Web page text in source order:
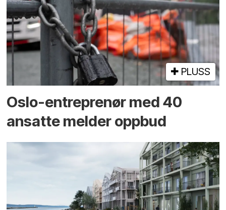
PLUSS
Oslo-entreprenør med 40
ansatte melder oppbud